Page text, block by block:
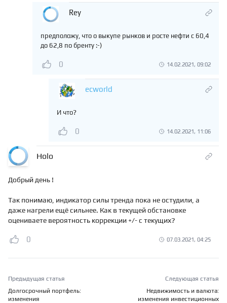
Rey
предположу, что о выкупе рынков и росте нефти с 60,4
до 62,8 по бренту :-)
0 14.02.2021, 09:02
ecworld
И что?
0 14.02.2021, 11:06
Holo
Добрый день !
Так понимаю, индикатор силы тренда пока не остудили, а
даже нагрели ещё сильнее. Как в текущей обстановке
оцениваете вероятность коррекции +/- с текущих?
0 07.03.2021, 04:25
Предыдущая статья
Долгосрочный портфель:
изменения
Следующая статья
Недвижимость и валюта:
изменения инвестиционных